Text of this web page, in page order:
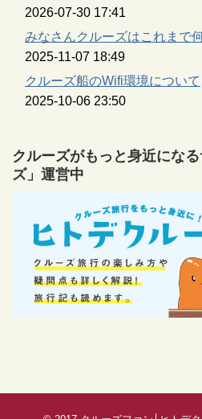
2026-07-30 17:41
みなさんクルーズはこれまで
2025-11-07 18:49
クルーズ船のWifi環境について
2025-10-06 23:50
クルーズがもっと身近にな
ズ」運営中